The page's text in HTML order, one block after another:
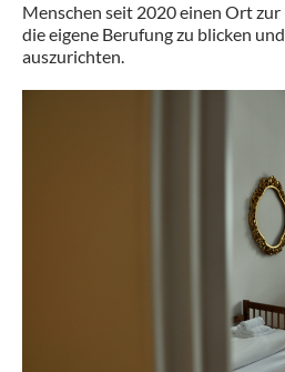
Menschen seit 2020 einen Ort zur
die eigene Berufung zu blicken
auszurichten.